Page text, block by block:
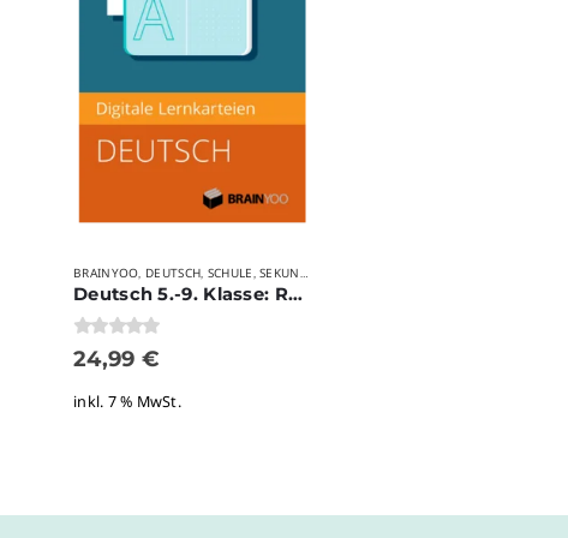
BRAINYOO, DEUTSCH, SCHULE,SEKUNDARSTUFE I
Deutsch 5.-9. Klasse: Rechtschreibung und Grammatik
0von 5
24,99 €
inkl. 7 % MwSt.